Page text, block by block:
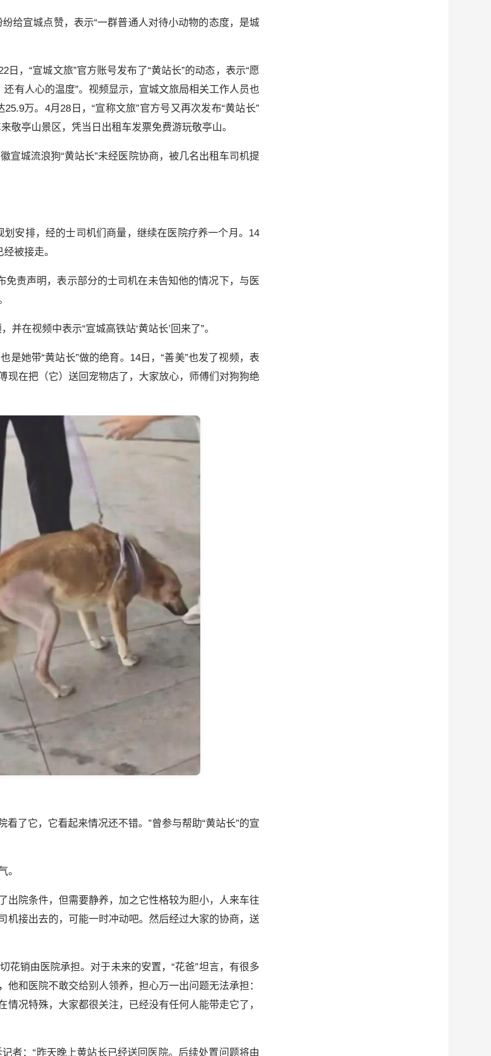
给宣城点赞，表示“一群普通人对待小动物的态度，是城
，“宣城文旅”官方账号发布了“黄站长”的动态，表示“愿
有人心的温度”。视频显示，宣城文旅局相关工作人员也
万。4月28日，“宣称文旅”官方号又再次发布“黄站长”
敬亭山景区，凭当日出租车发票免费游玩敬亭山。
宣城流浪狗“黄站长”未经医院协商，被几名出租车司机提
安排，经的士司机们商量，继续在医院疗养一个月。14
被接走。
免责声明，表示部分的士司机在未告知他的情况下，与医
在视频中表示“宣城高铁站‘黄站长’回来了”。
是她带“黄站长”做的绝育。14日，“善美”也发了视频，表
现在把（它）送回宠物店了，大家放心，师傅们对狗狗绝
了它，它看起来情况还不错。”曾参与帮助“黄站长”的宣
。
出院条件，但需要静养，加之它性格较为胆小，人来车往
机接出去的，可能一时冲动吧。然后经过大家的协商，送
花销由医院承担。对于未来的安置，“花爸”坦言，有很多
他和医院不敢交给别人领养，担心万一出问题无法承担：
况特殊，大家都很关注，已经没有任何人能带走它了，
者：“昨天晚上黄站长已经送回医院。后续处置问题将由